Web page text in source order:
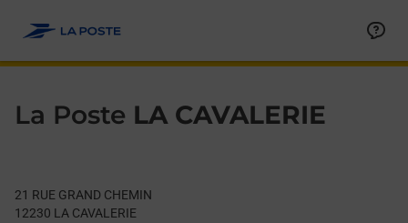
La Poste LA CAVALERIE
21 RUE GRAND CHEMIN
12230 LA CAVALERIE